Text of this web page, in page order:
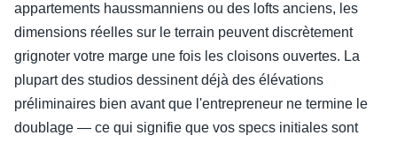
appartements haussmanniens ou des lofts anciens, les
dimensions réelles sur le terrain peuvent discrètement
grignoter votre marge une fois les cloisons ouvertes. La
plupart des studios dessinent déjà des élévations
préliminaires bien avant que l'entrepreneur ne termine le
doublage — ce qui signifie que vos specs initiales sont